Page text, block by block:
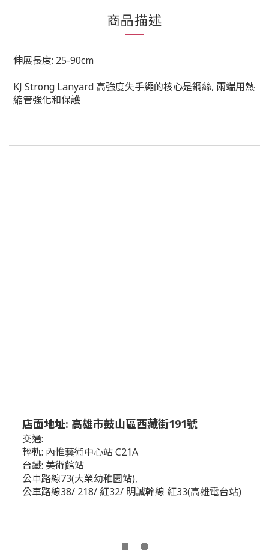
商品描述
伸展長度: 25-90cm
KJ Strong Lanyard 高強度失手繩的核心是鋼絲, 兩端用熱
縮管強化和保護
店面地址: 高雄市鼓山區西藏街191號
交通:
輕軌: 內惟藝術中心站 C21A
台鐵: 美術館站
公車路線73(大榮幼稚園站),
公車路線38/ 218/ 紅32/ 明誠幹線 紅33(高雄電台站)